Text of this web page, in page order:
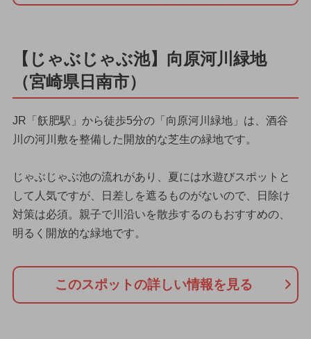
【じゃぶじゃぶ池】向原河川緑地
（宮崎県日南市）
JR「飫肥駅」から徒歩5分の「向原河川緑地」は、酒谷
川の河川敷を整備した開放的な芝生の緑地です。
じゃぶじゃぶ池の流れがあり、夏には水遊びスポットと
して人気ですが、日差しを遮るものがないので、日除け
対策は必須。親子で川沿いを散歩するのもおすすめの、
明るく開放的な緑地です。
このスポットの詳しい情報を見る